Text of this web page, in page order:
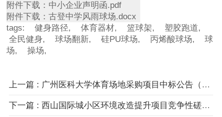
附件下载：中小企业声明函.pdf
附件下载：古登中学风雨球场.docx
tags:健身路径, 体育器材, 篮球架,
塑胶跑道,
全民健身,
球场翻新, 硅PU球场, 丙烯酸球场,
球
场,
操场,
上一篇 : 广州医科大学体育场地采购项目中标公告（项目编号：GYDX-2025HW-04）
下一篇 : 西山国际城小区环境改造提升项目竞争性磋商公告